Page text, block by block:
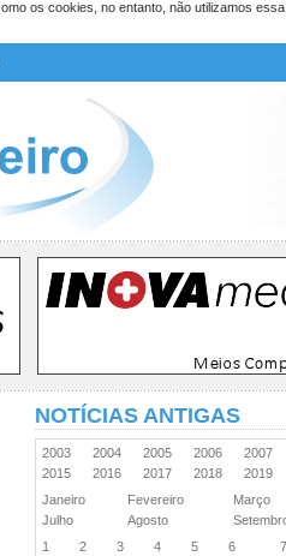
os cookies, no entanto, não utilizamos
NOTÍCIAS ANTIGAS
2003 2004 2005 2006
2007
2015
2016 2017 2018
2019
Janeiro
Fevereiro
Março
Julho
Agosto
1
2 3 4 5 6